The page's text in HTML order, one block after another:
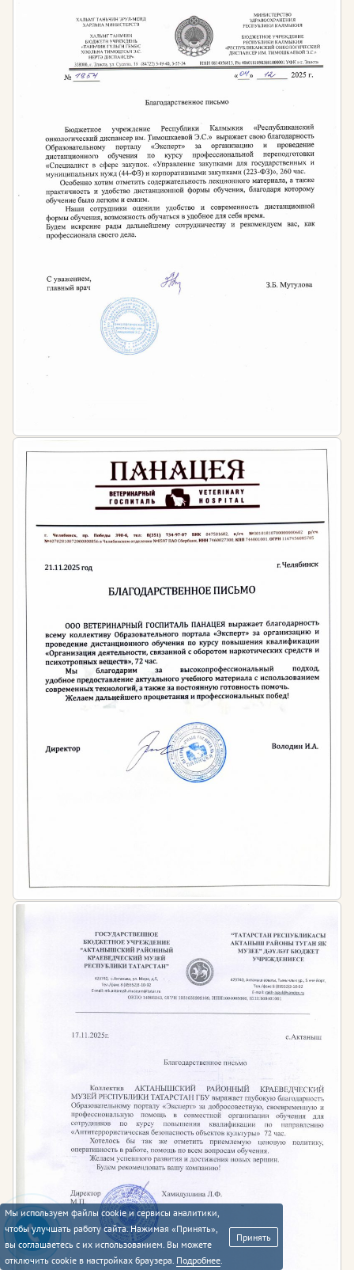
Мы используем файлы cookie и сервисы аналитики,
чтобы улучшать работу сайта. Нажимая «Принять»,
вы соглашаетесь с их использованием. Вы можете
отключить cookie в настройках браузера. Подробнее.
Принять